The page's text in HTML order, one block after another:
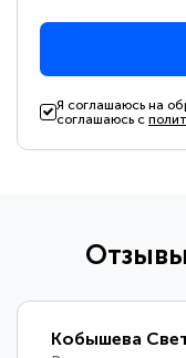
Я соглашаюсь на
соглашаюсь с
Терешкевич